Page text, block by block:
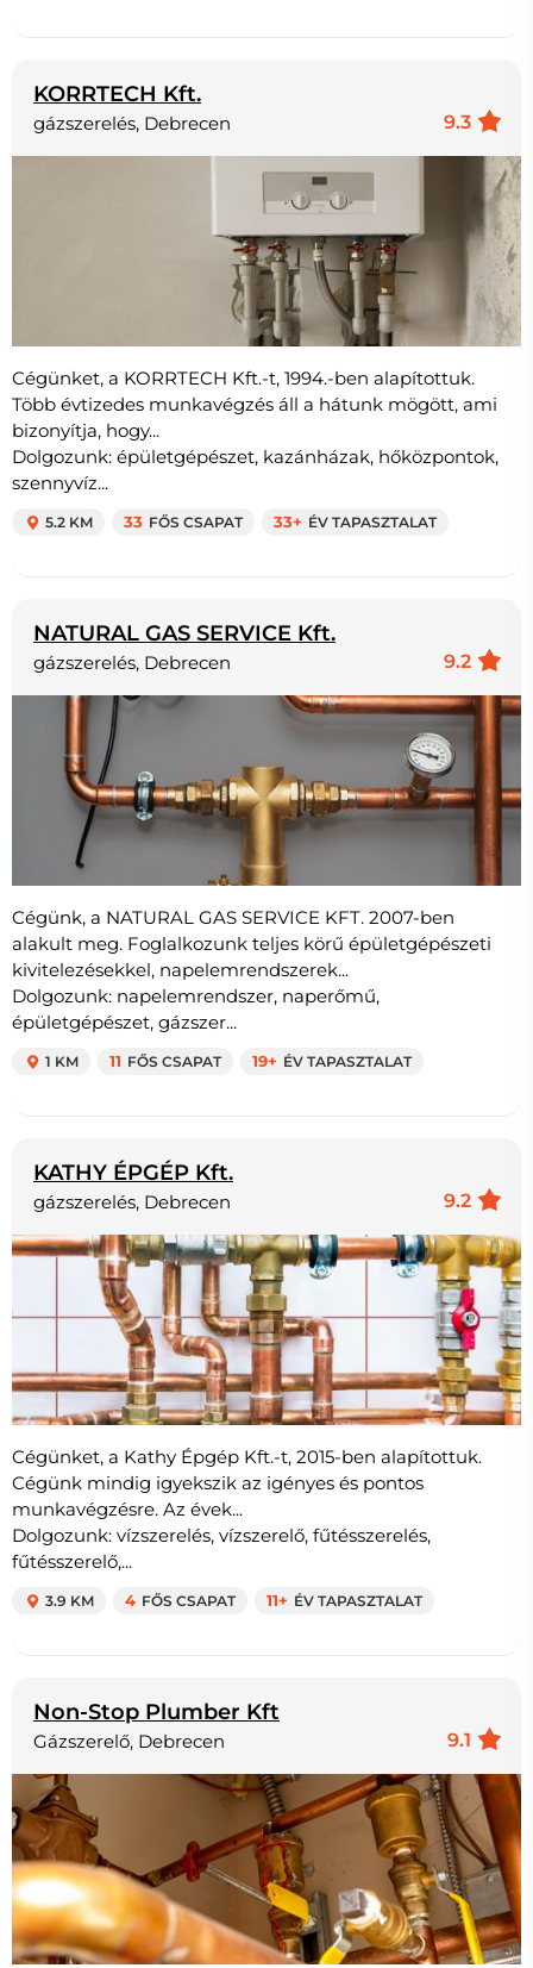
KORRTECH Kft.
9.3
gázszerelés, Debrecen
Cégünket, a KORRTECH Kft.-t, 1994.-ben alapítottuk.
Több évtizedes munkavégzés áll a hátunk mögött, ami
bizonyítja, hogy...
Dolgozunk: épületgépészet, kazánházak, hőközpontok,
szennyvíz...
5.2 KM 33 FŐS CSAPAT 33+ ÉV TAPASZTALAT
NATURAL GAS SERVICE Kft.
9.2
gázszerelés, Debrecen
Cégünk, a NATURAL GAS SERVICE KFT. 2007-ben
alakult meg. Foglalkozunk teljes körű épületgépészeti
kivitelezésekkel, napelemrendszerek...
Dolgozunk: napelemrendszer, naperőmű,
épületgépészet, gázszer...
1 KM 11 FŐS CSAPAT 19+ ÉV TAPASZTALAT
KATHY ÉPGÉP Kft.
9.2
gázszerelés, Debrecen
Cégünket, a Kathy Épgép Kft.-t, 2015-ben alapítottuk.
Cégünk mindig igyekszik az igényes és pontos
munkavégzésre. Az évek...
Dolgozunk: vízszerelés, vízszerelő, fűtésszerelés,
fűtésszerelő,...
3.9 KM 4 FŐS CSAPAT 11+ ÉV TAPASZTALAT
Non-Stop Plumber Kft
9.1
Gázszerelő, Debrecen